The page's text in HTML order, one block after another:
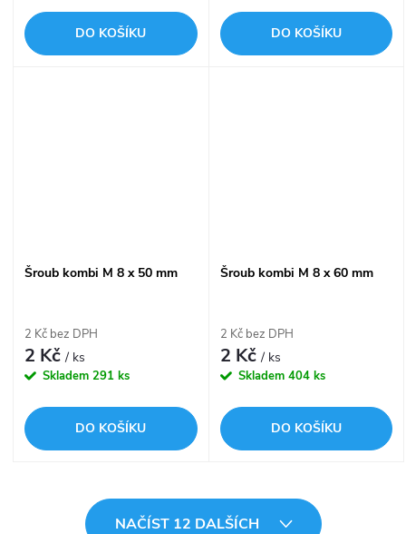
DO KOŠÍKU DO KOŠÍKU
Šroub kombi M 8 x 50 mm
2 Kč bez DPH
2 Kč/ ks
Skladem 291 ks
DO KOŠÍKU
Šroub kombi M 8 x 60 mm
2 Kč bez DPH
2 Kč/ ks
Skladem 404 ks
DO KOŠÍKU
NAČÍST 12 DALŠÍCH